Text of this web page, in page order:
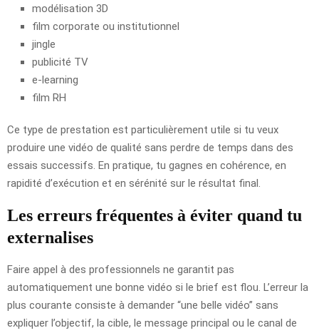
modélisation 3D
film corporate ou institutionnel
jingle
publicité TV
e-learning
film RH
Ce type de prestation est particulièrement utile si tu veux
produire une vidéo de qualité sans perdre de temps dans des
essais successifs. En pratique, tu gagnes en cohérence, en
rapidité d’exécution et en sérénité sur le résultat final.
Les erreurs fréquentes à éviter quand tu
externalises
Faire appel à des professionnels ne garantit pas
automatiquement une bonne vidéo si le brief est flou. L’erreur la
plus courante consiste à demander “une belle vidéo” sans
expliquer l’objectif, la cible, le message principal ou le canal de